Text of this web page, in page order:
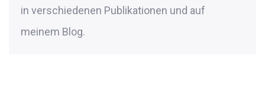
in verschiedenen Publikationen und auf
meinem Blog.